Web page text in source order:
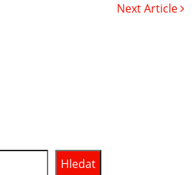
Next Article
Hledat